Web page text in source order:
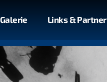
Galerie Links & Partner